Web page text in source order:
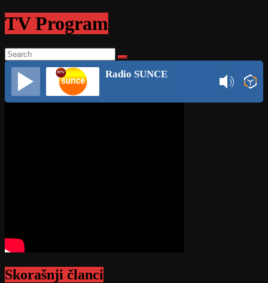
TV Program
Radio SUNCE
Skorašnji članci